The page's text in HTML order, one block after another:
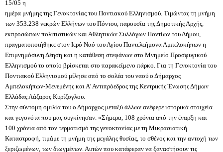
15/05 η
ημέρα μνήμης της Γενοκτονίας του Ποντιακού Ελληνισμού. Τιμώντας τη μνήμη
των 353.238 νεκρών Ελλήνων του Πόντου, παρουσία της Δημοτικής Αρχής,
εκπροσώπων πολιτιστικών και Αθλητικών Συλλόγων Ποντίων του Δήμου,
πραγματοποιήθηκε στον Ιερό Ναό του Αγίου Παντελεήμονα Αμπελοκήπων η
Επιμνημόσυνη Δέηση και η κατάθεση στεφάνων στο Μνημείο Προσφυγικού
Ελληνισμού το οποίο βρίσκεται στο παρακείμενο πάρκο. Για τη Γενοκτονία του
Ποντιακού Ελληνισμού μίλησε από το σολέα του ναού ο Δήμαρχος
Αμπελοκήπων-Μενεμένης και Α’ Αντιπρόεδρος της Κεντρικής Ένωσης Δήμων
Ελλάδας Λάζαρος Κυρίζογλου.
Στην σύντομη ομιλία του ο Δήμαρχος μεταξύ άλλων ανέφερε ιστορικά στοιχεία
και γεγονότα που μας συγκίνησαν. «Σήμερα, 108 χρόνια από την έναρξη και
100 χρόνια από τον τερματισμό της γενοκτονίας με τη Μικρασιατική
Καταστροφή, τιμάμε τη μνήμη της μεγάλης θυσίας, το σθένος και την αντοχή των
ξεριζωμένων, των διωγμένων. Αυτών που κατάφεραν να ξαναστήσουν τις